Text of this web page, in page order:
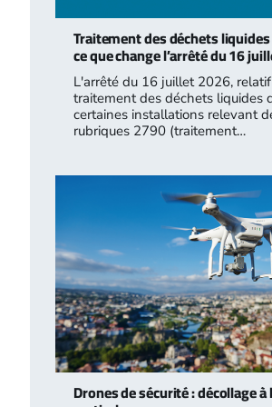
Traitement des déchets liquides
ce que change l’arrêté du 16
L'arrêté du 16 juillet 2026,
traitement des déchets liquides
certaines installations relevant
rubriques 2790 (traitement…
Drones de sécurité : décollage à